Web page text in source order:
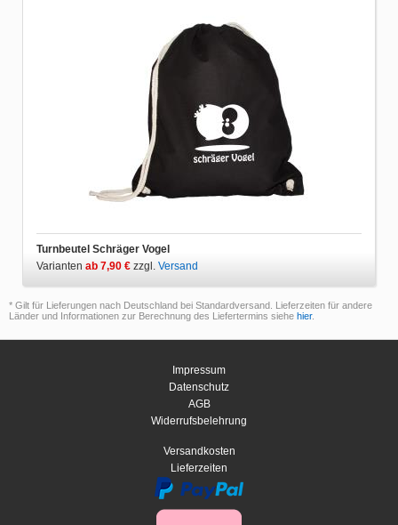
Turnbeutel Schräger Vogel
Varianten ab 7,90 € zzgl. Versand
* Gilt für Lieferungen nach Deutschland bei Standardversand. Lieferzeiten für andere
Länder und Informationen zur Berechnung des Liefertermins siehe hier.
Impressum
Datenschutz
AGB
Widerrufsbelehrung
Versandkosten
Lieferzeiten